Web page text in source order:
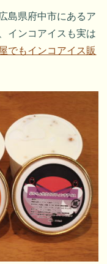
島県府中市にあるア
インコアイスも実は
でもインコアイス販